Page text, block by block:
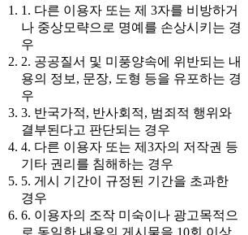
1. 다른 이용자 또는 제 3자를 비방하거
나 중상모략으로 명예를 손상시키는 경
우
2. 공공질서 및 미풍양속에 위반되는 내
용의 정보, 문장, 도형 등을 유포하는 경
우
3. 반국가적, 반사회적, 범죄적 행위와
결부된다고 판단되는 경우
4. 다른 이용자 또는 제3자의 저작권 등
기타 권리를 침해하는 경우
5. 게시 기간이 규정된 기간을 초과한
경우
6. 이용자의 조작 미숙이나 광고목적으
로 동일한 내용의 게시물을 10회 이상